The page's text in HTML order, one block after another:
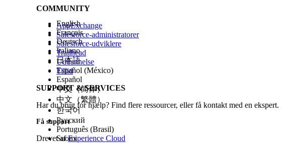
COMMUNITY
AppExchange
Salesforce-administratorer
Salesforce-udviklere
Trailhead
Uddannelse
Tillid
SUPPORT & SERVICES
Har du brug for hjælp? Find flere ressourcer, eller få kontakt med en ekspert.
Få support
Drevet afExperience Cloud
English
Français
Deutsch
Italiano
日本語
Español (México)
Español
中文（简体）
中文（繁體）
한국어
Русский
Português (Brasil)
Suomi